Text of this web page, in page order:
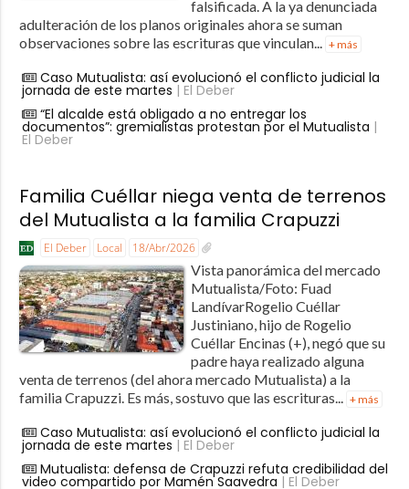
falsificada. A la ya denunciada
adulteración de los planos originales ahora se suman
observaciones sobre las escrituras que vinculan... + más
Caso Mutualista: así evolucionó el conflicto judicial la
jornada de este martes | El Deber
“El alcalde está obligado a no entregar los
documentos”: gremialistas protestan por el Mutualista |
El Deber
Familia Cuéllar niega venta de terrenos
del Mutualista a la familia Crapuzzi
El Deber Local 18/Abr/2026
Vista panorámica del mercado
Mutualista/Foto: Fuad
LandívarRogelio Cuéllar
Justiniano, hijo de Rogelio
Cuéllar Encinas (+), negó que su
padre haya realizado alguna
venta de terrenos (del ahora mercado Mutualista) a la
familia Crapuzzi. Es más, sostuvo que las escrituras...
+ más
Caso Mutualista: así evolucionó el conflicto judicial la
jornada de este martes | El Deber
Mutualista: defensa de Crapuzzi refuta credibilidad del
video compartido por Mamén Saavedra | El Deber